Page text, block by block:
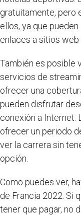
gratuitamente, pero
ellos, ya que
enlaces a sitios web
También es posible
servicios de
ofrecer una
pueden disfrutar
conexión a Internet.
ofrecer un periodo
ver la carrera sin
opción.
Como puedes ver,
de Francia 2022. Si
tener que pagar, no